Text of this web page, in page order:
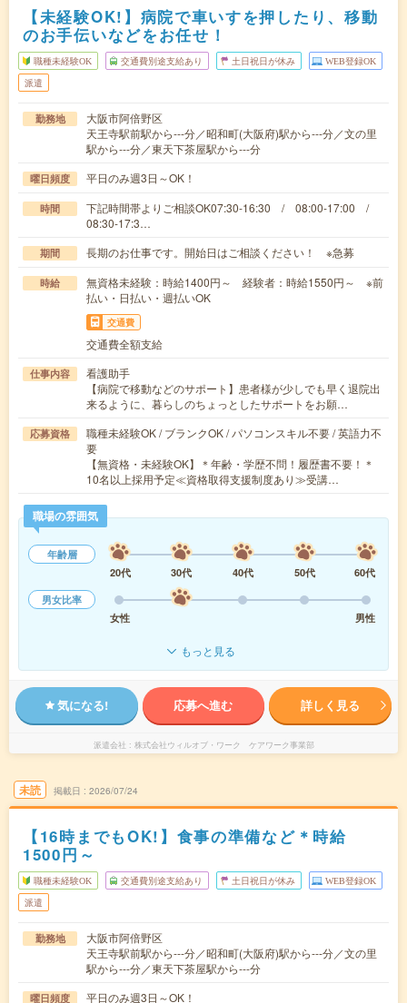
【未経験OK!】病院で車いすを押したり、移動
のお手伝いなどをお任せ！
職種未経験OK 交通費別途支給あり 土日祝日が休み WEB登録OK
派遣
勤務地
大阪市阿倍野区
天王寺駅前駅から---分／昭和町(大阪府)駅から---分／文の里
駅から---分／東天下茶屋駅から---分
曜日頻度 平日のみ週3日～OK！
時間
下記時間帯よりご相談OK07:30-16:30 / 08:00-17:00 /
08:30-17:3…
期間 長期のお仕事です。開始日はご相談ください！ ※急募
時給
無資格未経験：時給1400円～ 経験者：時給1550円～ ※前
払い・日払い・週払いOK
交通費
交通費全額支給
仕事内容
看護助手
【病院で移動などのサポート】患者様が少しでも早く退院出
来るように、暮らしのちょっとしたサポートをお願…
応募資格
職種未経験OK / ブランクOK / パソコンスキル不要 / 英語力不
要
【無資格・未経験OK】＊年齢・学歴不問！履歴書不要！＊
10名以上採用予定≪資格取得支援制度あり≫受講…
職場の雰囲気
年齢層
20代
30代 40代 50代
60代
男女比率
女性
男性
もっと見る
気になる! 応募へ進む 詳しく見る
派遣会社 株式会社ウィルオブ・ワーク ケアワーク事業部
未読 掲載日 2026/07/24
【16時までもOK!】食事の準備など＊時給
1500円～
職種未経験OK 交通費別途支給あり 土日祝日が休み WEB登録OK
派遣
勤務地
大阪市阿倍野区
天王寺駅前駅から---分／昭和町(大阪府)駅から---分／文の里
駅から---分／東天下茶屋駅から---分
曜日頻度 平日のみ週3日～OK！